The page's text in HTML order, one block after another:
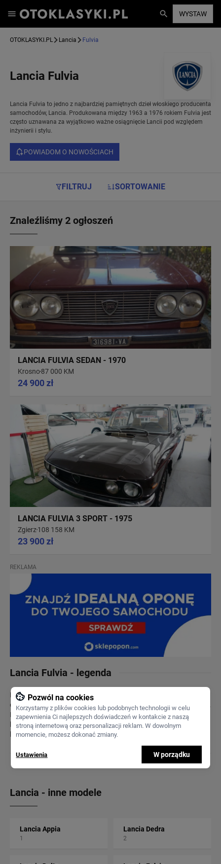
WYSTAW
OTOKLASYKI.PL Lancia Fulvia
Lancia Fulvia
Lancia Fulvia to jedno z najbardziej pamiętnych dzieł włoskiego producenta
samochodów, Lancia. Produkowana między 1963 a 1976 rokiem Fulvia jest
często uznawana za wyjątkowo ważne osiągnięcie Lancii pod względem
inżynierii i stylu.
POWIADOM O NOWOŚCIACH
FILTRUJ SORTOWANIE
Znaleźliśmy 2 ogłoszeń
LANCIA FULVIA SEDAN - 1970
Krosno87 000 KM
24 900 zł
LANCIA FULVIA 3 SPORT - 1975
Zgierz108 158 KM
23 900 zł
REKLAMA
Lancia Fulvia - legenda
Fulvia debiutowała jako mały, elegancki sedan, ale to wersja
coupe, wprowadzona w 1965 roku, najbardziej zapadła w pamięć.
Projekt nadwozia coupe, autorstwa Piero Castagnero, stanowił
kwintesencję włoskiego stylu lat 60. – prostych, czystych linii i
klasycznej elegancji.
Lancia - inne modele
Lancia Appia
1
Lancia Dedra
2
Pozwól na cookies
Korzystamy z plików cookies lub podobnych technologii w celu
zapewnienia Ci najlepszych doświadczeń w kontakcie z naszą
stroną internetową oraz personalizacji reklam. W dowolnym
momencie, możesz dokonać zmiany.
Ustawienia W porządku